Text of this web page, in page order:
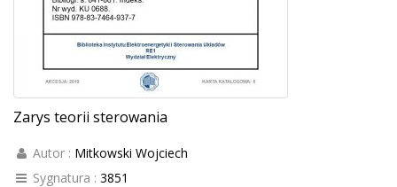
Zarys teorii sterowania
Autor : Mitkowski Wojciech
Sygnatura : 3851